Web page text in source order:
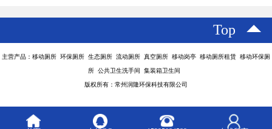
Top
主营产品：移动厕所 环保厕所 生态厕所 流动厕所 真空厕所 移动岗亭 移动厕所租赁 移动环保厕
所 公共卫生洗手间 集装箱卫生间
版权所有：常州润隆环保科技有限公司